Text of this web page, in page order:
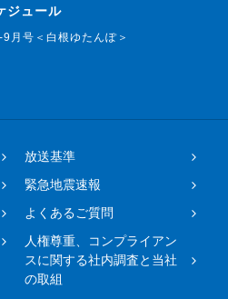
ジュール
月号＜白根ゆたんぽ＞
放送基準
緊急地震速報
よくあるご質問
人権尊重、コンプライアン
スに関する社内調査と当社
の取組